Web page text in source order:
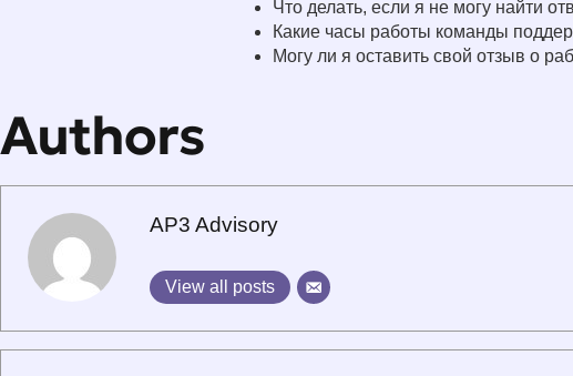
Что делать, если я не могу найти
Какие часы работы команды
Могу ли я оставить свой отзыв о
Authors
AP3 Advisory
View all posts